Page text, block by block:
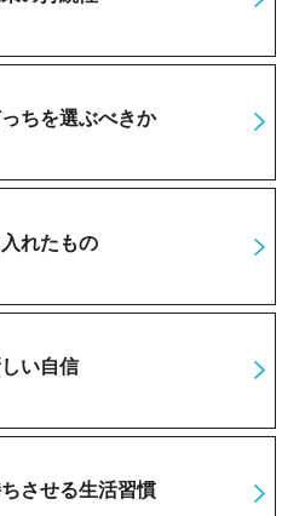
ちを選ぶべきか
れたもの
い自信
させる生活習慣